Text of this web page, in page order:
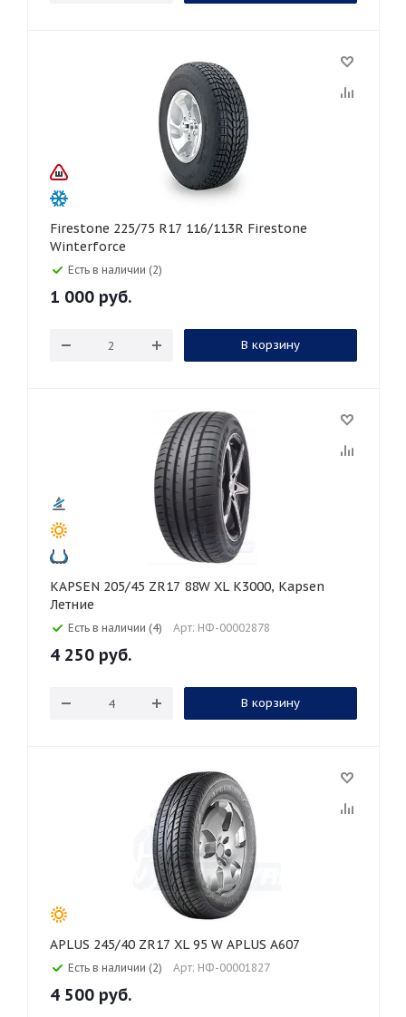
Firestone 225/75 R17 116/113R Firestone
Winterforce
Есть в наличии (2)
1 000 руб.
В корзину
KAPSEN 205/45 ZR17 88W XL K3000, Kapsen
Летние
Есть в наличии (4) Арт: НФ-00002878
4 250 руб.
В корзину
APLUS 245/40 ZR17 XL 95 W APLUS A607
Есть в наличии (2) Арт: НФ-00001827
4 500 руб.